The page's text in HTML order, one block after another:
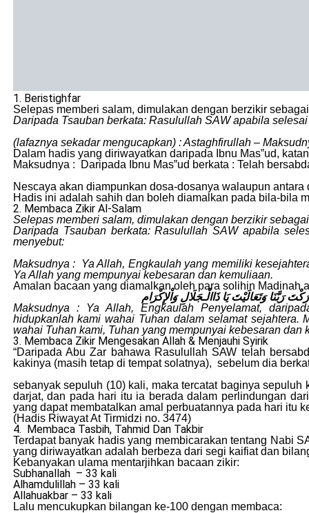
1. Beristighfar
Selepas memberi salam, dimulakan dengan berzikir
Daripada Tsauban berkata: Rasulullah SAW apabila
(lafaznya sekadar mengucapkan) : Astaghfirullah –
Dalam hadis yang diriwayatkan daripada Ibnu Mas‟ud,
Maksudnya : Daripada Ibnu Mas‟ud berkata : Telah
Nescaya akan diampunkan dosa-dosanya walaupun
Hadis ini adalah sahih dan boleh diamalkan pada bila-bila
2. Membaca Zikir Al-Salam
Selepas memberi salam, dimulakan dengan berzikir
Daripada Tsauban berkata: Rasulullah SAW apabila
menyebut:
Maksudnya : Ya Allah, Engkaulah yang memiliki
Ya Allah yang mempunyai kebesaran dan kemuliaan.
Amalan bacaan yang diamalkan oleh para solihin Madinah
رَبَّنَا وَتَعَالَيْتَ يَا ذَاالْـجَلَالِ وَاْلإِكْرَام
Maksudnya : Ya Allah, Engkaulah Penyelamat,
hidupkanlah kami wahai Tuhan dalam selamat sejahtera.
wahai Tuhan kami, Tuhan yang mempunyai kebesaran
3. Membaca Zikir Mengesakan Allah & Menjauhi Syirik
“Daripada Abu Zar bahawa Rasulullah SAW telah
kakinya (masih tetap di tempat solatnya), sebelum dia
sebanyak sepuluh (10) kali, maka tercatat baginya
darjat, dan pada hari itu ia berada dalam perlindungan
yang dapat membatalkan amal perbuatannya pada hari itu
(Hadis Riwayat At Tirmidzi no. 3474)
4. Membaca Tasbih, Tahmid Dan Takbir
Terdapat banyak hadis yang membicarakan tentang Nabi
yang diriwayatkan adalah berbeza dari segi kaifiat dan
Kebanyakan ulama mentarjihkan bacaan zikir:
Subhanallah – 33 kali
Alhamdulillah – 33 kali
Allahuakbar – 33 kali
Lalu mencukupkan bilangan ke-100 dengan membaca: